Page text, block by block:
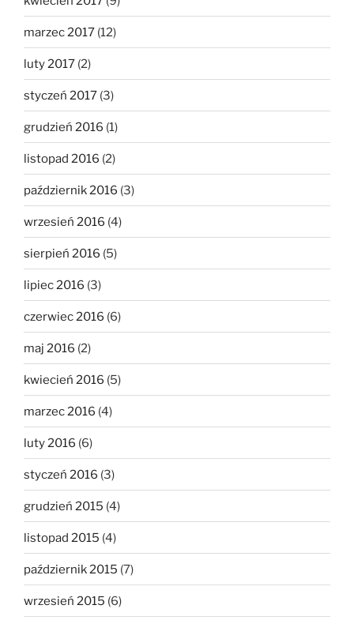
marzec 2017 (12)
luty 2017 (2)
styczeń 2017 (3)
grudzień 2016 (1)
listopad 2016 (2)
październik 2016 (3)
wrzesień 2016 (4)
sierpień 2016 (5)
lipiec 2016 (3)
czerwiec 2016 (6)
maj 2016 (2)
kwiecień 2016 (5)
marzec 2016 (4)
luty 2016 (6)
styczeń 2016 (3)
grudzień 2015 (4)
listopad 2015 (4)
październik 2015 (7)
wrzesień 2015 (6)